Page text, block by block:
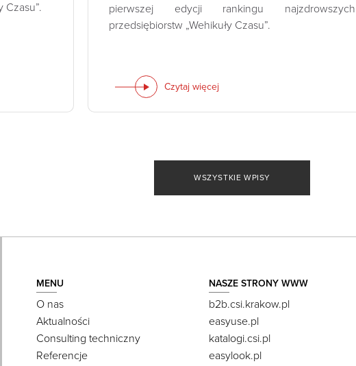
Czasu”.
pierwszej edycji rankingu najzdrowszych
przedsiębiorstw „Wehikuły Czasu”.
Czytaj więcej
WSZYSTKIE WPISY
MENU
O nas
Aktualności
Consulting techniczny
Referencje
NASZE STRONY WWW
b2b.csi.krakow.pl
easyuse.pl
katalogi.csi.pl
easylook.pl